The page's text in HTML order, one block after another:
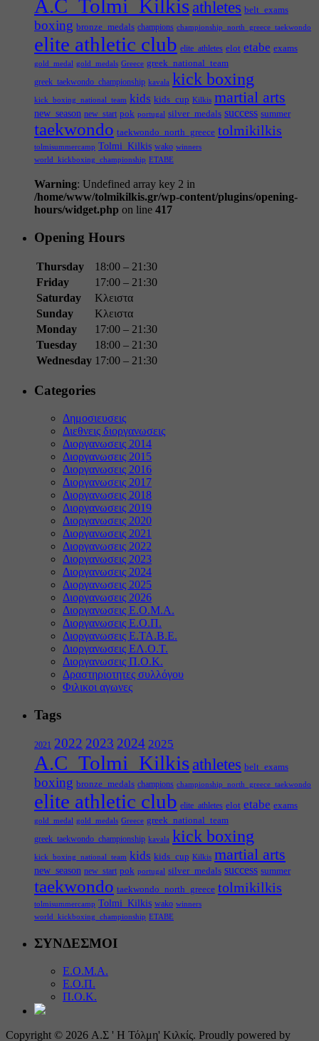
A.C_Tolmi_Kilkis athletes belt_exams
boxing bronze_medals champions championship_north_greece_taekwondo
elite athletic club elite_athletes elot etabe exams
gold_medal gold_medals Greece greek_national_team
greek_taekwondo_championship kavala kick boxing
kick_boxing_national_team kids kids_cup Kilkis martial arts
new_season new_start pok portugal silver_medals success summer
taekwondo taekwondo_north_greece tolmikilkis
tolmisummercamp Tolmi_Kilkis wako winners
world_kickboxing_championship ΕΤΑΒΕ
Warning: Undefined array key 2 in
/home/www/tolmikilkis.gr/wp-content/plugins/opening-
hours/widget.php on line 417
Opening Hours
Thursday
18:00 – 21:30
Friday
17:00 – 21:30
Saturday
Κλειστα
Sunday
Κλειστα
Monday
17:00 – 21:30
Tuesday
18:00 – 21:30
Wednesday 17:00 – 21:30
Categories
Δημοσιευσεις
Διεθνεις διοργανωσεις
Διοργανωσεις 2014
Διοργανωσεις 2015
Διοργανωσεις 2016
Διοργανωσεις 2017
Διοργανωσεις 2018
Διοργανωσεις 2019
Διοργανωσεις 2020
Διοργανωσεις 2021
Διοργανωσεις 2022
Διοργανωσεις 2023
Διοργανωσεις 2024
Διοργανωσεις 2025
Διοργανωσεις 2026
Διοργανωσεις Ε.Ο.Μ.Α.
Διοργανωσεις Ε.Ο.Π.
Διοργανωσεις Ε.ΤΑ.Β.Ε.
Διοργανωσεις ΕΛ.Ο.Τ.
Διοργανωσεις Π.Ο.Κ.
Δραστηριοτητες συλλόγου
Φιλικοι αγωνες
Tags
2021 2022 2023 2024 2025
A.C_Tolmi_Kilkis athletes belt_exams
boxing bronze_medals champions championship_north_greece_taekwondo
elite athletic club elite_athletes elot etabe exams
gold_medal gold_medals Greece greek_national_team
greek_taekwondo_championship kavala kick boxing
kick_boxing_national_team kids kids_cup Kilkis martial arts
new_season new_start pok portugal silver_medals success summer
taekwondo taekwondo_north_greece tolmikilkis
tolmisummercamp Tolmi_Kilkis wako winners
world_kickboxing_championship ΕΤΑΒΕ
ΣΥΝΔΕΣΜΟΙ
Ε.Ο.Μ.Α.
Ε.Ο.Π.
Π.Ο.Κ.
Copyright © 2026 Α.Σ ' Η Τόλμη' Κιλκίς. Proudly powered by